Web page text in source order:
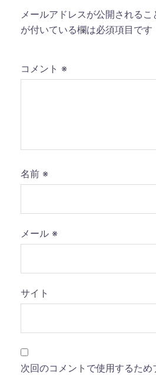
メールアドレスが公開されるこ
が付いている欄は必須項目です
コメント ※
名前 ※
メール ※
サイト
次回のコメントで使用するた